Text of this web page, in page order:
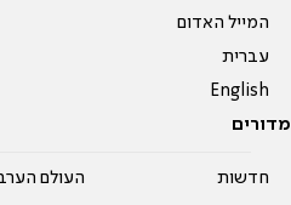
המייל האדום
עברית
English
מדורים
חדשות
העולם